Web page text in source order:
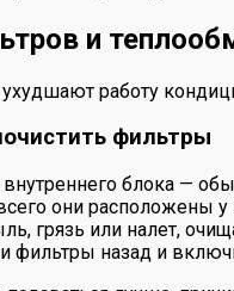
и
работу
фильтры
блока —
они расположены у
грязь или налет,
фильтры назад и